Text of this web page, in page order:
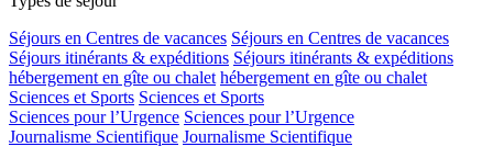
Séjours en Centres de vacances Séjours en Centres de vacances
Séjours itinérants & expéditions Séjours itinérants & expéditions
hébergement en gîte ou chalet hébergement en gîte ou chalet
Sciences et Sports Sciences et Sports
Sciences pour l’Urgence Sciences pour l’Urgence
Journalisme Scientifique Journalisme Scientifique